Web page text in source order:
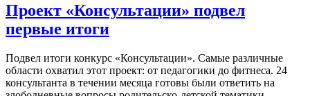
Проект «Консультации» подвел
первые итоги
Подвел итоги конкурс «Консультации». Самые различные
области охватил этот проект: от педагогики до фитнеса. 24
консультанта в течении месяца готовы были ответить на